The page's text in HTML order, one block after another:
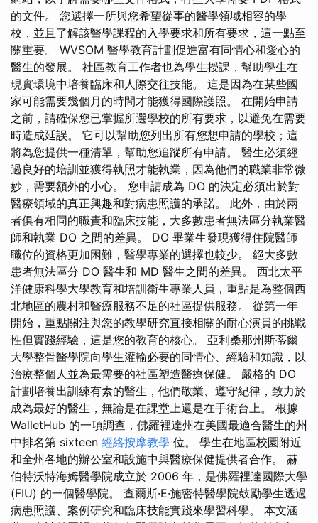
的文件。 您選擇一所與您希望從事的醫學領域相容的學
校，並且了解該醫學課程的入學要求和所有要求，這一點至
關重要。 WVSOM 醫學教育計劃促進富有同情心和愛心的
醫生的發展。 社區教育工作者也為學生授課，幫助學生在
現實環境中培養臨床和人際交往技能。 這是因為在某些國
家可能需要幾個月的時間才能獲得國際護照。 在開始申請
之前，請確保您已掌握所選學校的所有要求，以避免在需要
時造成延誤。 它可以幫助您列出所有您想申請的學校；這
將為您提供一種清單，幫助您追蹤所有申請。 醫生必須經
過良好的培訓並獲得執照才能執業，因為他們的職業非常微
妙，需要額外的小心。 您申請成為 DO 的決定必須出於對
醫療領域的真正興趣和對病患照護的承諾。 此外，由於兩
者俱有相同的職責和臨床技能，大多數患者無法區分執業醫
師和執業 DO 之間的差異。 DO 畢業生發現獲得住院醫師
職位的資格更加困難，醫學專業的選擇也較少。 絕大多數
患者無法區分 DO 醫生和 MD 醫生之間的差異。 西北太平
洋健康科學大學教育和培訓衛生專業人員，重點是為整個西
北地區的農村和醫療服務不足的社區提供服務。 從第一年
開始，重點關注與您的教學研究直接相關的耐心演員的挑戰
性但實踐經驗，這是您的教育的核心。 亞利桑那州斯蒂爾
大學整骨醫學院向學生灌輸必要的同情心、經驗和知識，以
治療整個人並為最需要的社區塑造醫療保健。 嚴格的 DO
計劃培養出訓練有素的醫生，他們敬業、遵守紀律，致力於
成為最好的醫生，無論是在課堂上還是在手術台上。 根據
WalletHub 的一項調查，佛羅裡達州在美國最適合醫生的州
中排名第 sixteen 經絡按摩教學 位。 學生在地區校園附近
和全州各地的辦公室和設施中與醫療保健提供者合作。 赫
伯特沃特海姆醫學院成立於 2006 年，是佛羅裡達國際大學
(FIU) 的一個醫學院。 查爾斯·E·施密特醫學院鼓勵學生透過
病患照護、案例研究和臨床技能實踐來學習科學。 本文涵